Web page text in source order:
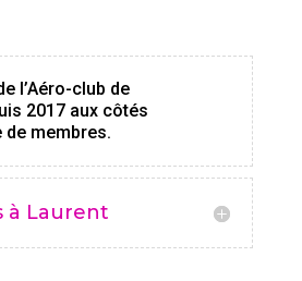
l’Aéro-club de
2017 aux côtés
de membres.
à Laurent